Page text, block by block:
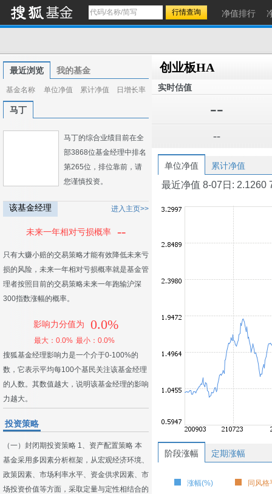
净值排行
最近浏览 我的基金
基金名称 单位净值 累计净值 日增长率
马丁
马丁的综合业绩目前在全
部3868位基金经理中排名
第265位，排位靠前，请
您谨慎投资。
该基金经理 进入主页>>
未来一年相对亏损概率 --
只有大赚小赔的交易策略才能有效降低未来亏
损的风险，未来一年相对亏损概率就是基金管
理者按照目前的交易策略未来一年跑输沪深
300指数涨幅的概率。
影响力分值为 0.0%
最大：0.0% 最小：0.0%
搜狐基金经理影响力是一个介于0-100%的
数，它表示平均每100个基民关注该基金经理
的人数。其数值越大，说明该基金经理的影响
力越大。
投资策略
（一）封闭期投资策略 1、资产配置策略 本
基金采用多因素分析框架，从宏观经济环境、
政策因素、市场利率水平、资金供求因素、市
场投资价值等方面，采取定量与定性相结合的
创业板HA
实时估值
--
--
单位净值 累计净值
最近净值 8-07日: 2.1260
阶段涨幅 定期涨幅
涨幅(%) 同风格